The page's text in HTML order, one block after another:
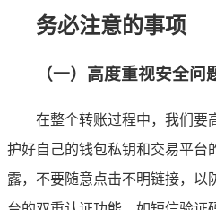
务必注意的事项
（一）高度重视安全问
在整个转账过程中，我们要
护好自己的钱包私钥和交易平台
露，不要随意点击不明链接，以